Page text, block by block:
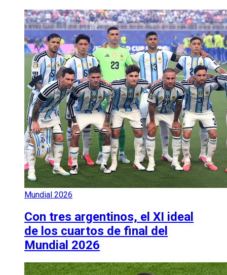
Mundial 2026
Con tres argentinos, el XI ideal
de los cuartos de final del
Mundial 2026